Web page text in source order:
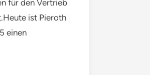
für den Vertrieb
ist Pieroth
einen